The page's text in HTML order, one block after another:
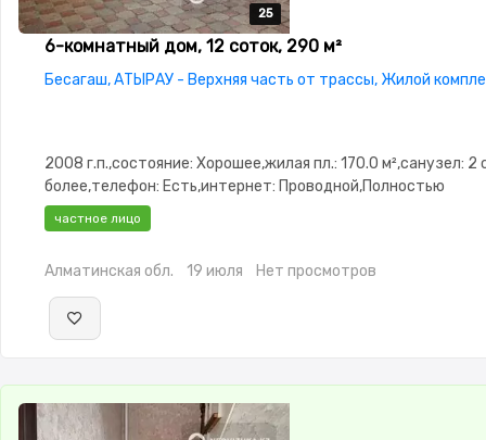
25
25
25
25
25
6-комнатный дом, 12 соток, 290 м²
Бесагаш, АТЫРАУ - Верхняя часть от трассы, Жилой
2008 г.п.,состояние: Хорошее,жилая пл.: 170.0 м²,санузел: 2
более,телефон: Есть,интернет: Проводной,Полностью
меблирована,Полностью меблирована,потолки:
окнах,Домофон,Пластиковые
частное лицо
Алматинская обл. 19 июля Нет просмотров